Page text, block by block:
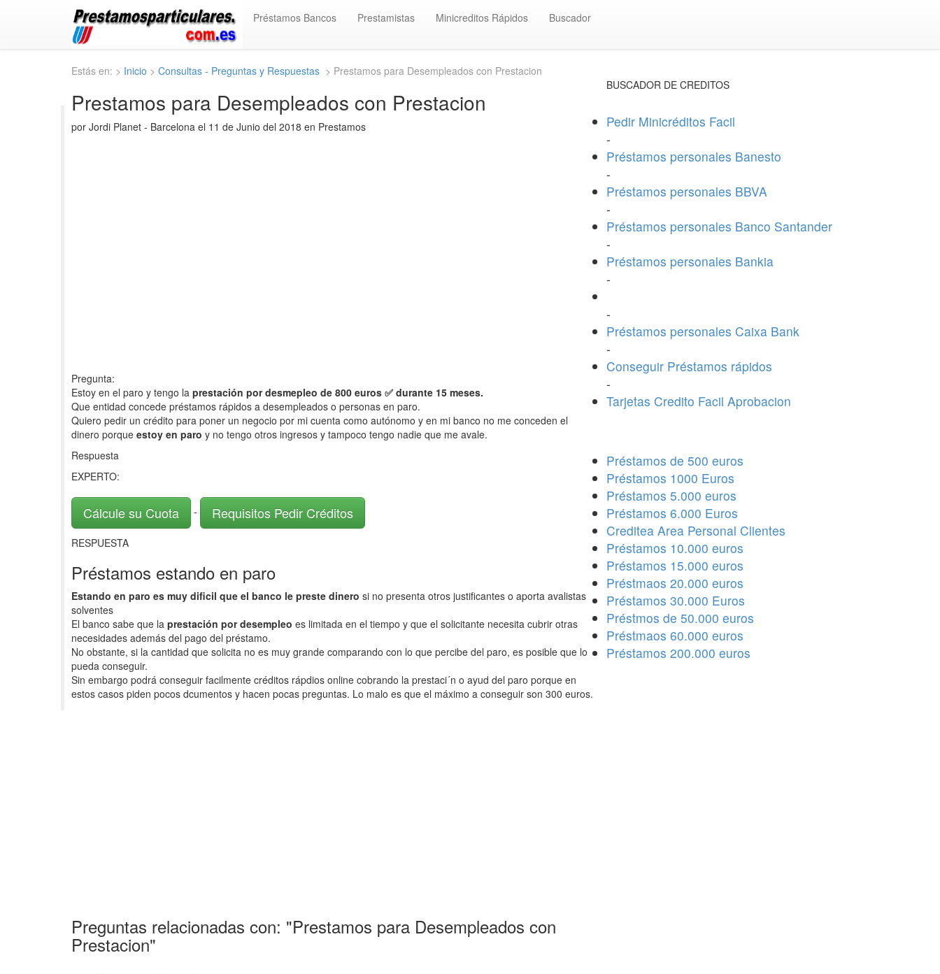
Préstamos Bancos Prestamistas Minicreditos Rápidos Buscador
Estás en: > Inicio > Consultas - Preguntas y Respuestas > Prestamos para Desempleados con Prestacion
Prestamos para Desempleados con Prestacion
por Jordi Planet - Barcelona el 11 de Junio del 2018 en Prestamos
Pregunta:
Estoy en el paro y tengo la prestación por desmepleo de 800 euros ✅ durante 15 meses.
Que entidad concede préstamos rápidos a desempleados o personas en paro.
Quiero pedir un crédito para poner un negocio por mi cuenta como autónomo y en mi banco no me conceden el
dinero porque estoy en paro y no tengo otros ingresos y tampoco tengo nadie que me avale.
Respuesta
EXPERTO:
Cálcule su Cuota - Requisitos Pedir Créditos
RESPUESTA
Préstamos estando en paro
Estando en paro es muy dificil que el banco le preste dinero si no presenta otros justificantes o aporta avalistas
solventes
El banco sabe que la prestación por desempleo es limitada en el tiempo y que el solicitante necesita cubrir otras
necesidades además del pago del préstamo.
No obstante, si la cantidad que solicita no es muy grande comparando con lo que percibe del paro, es posible que lo
pueda conseguir.
Sin embargo podrá conseguir facilmente créditos rápdios online cobrando la prestaci´n o ayud del paro porque en
estos casos piden pocos dcumentos y hacen pocas preguntas. Lo malo es que el máximo a conseguir son 300 euros.
Preguntas relacionadas con: "Prestamos para Desempleados con
Prestacion"
BUSCADOR DE CREDITOS
Pedir Minicréditos Facil
-
Préstamos personales Banesto
-
Préstamos personales BBVA
-
Préstamos personales Banco Santander
-
Préstamos personales Bankia
-
-
Préstamos personales Caixa Bank
-
Conseguir Préstamos rápidos
-
Tarjetas Credito Facil Aprobacion
Préstamos de 500 euros
Préstamos 1000 Euros
Préstamos 5.000 euros
Préstamos 6.000 Euros
Creditea Area Personal Clientes
Préstamos 10.000 euros
Préstamos 15.000 euros
Préstmaos 20.000 euros
Préstamos 30.000 Euros
Préstmos de 50.000 euros
Préstmaos 60.000 euros
Préstamos 200.000 euros